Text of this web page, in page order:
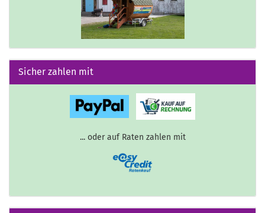
Sicher zahlen mit
... oder auf Raten zahlen mit